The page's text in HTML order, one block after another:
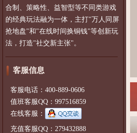
合制、策略性、益智型等不同类游戏
的经典玩法融为一体，主打"万人同屏
抢地盘"和"在线时间换铜钱"等创新玩
法，打造"社交新主张"。
客服信息
客服电话：400-889-0606
值班客服QQ：997516859
在线客服：
充值客服QQ：279432888